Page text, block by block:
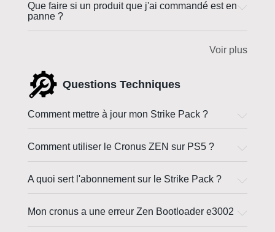
Que faire si un produit que j'ai commandé est en
panne ?
Voir plus
Questions Techniques
Comment mettre à jour mon Strike Pack ?
Comment utiliser le Cronus ZEN sur PS5 ?
A quoi sert l'abonnement sur le Strike Pack ?
Mon cronus a une erreur Zen Bootloader e3002